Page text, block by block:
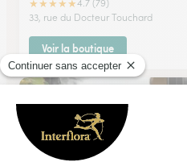
★★★★★4.7 (79)
33, rue du Docteur Touchard
Voir la boutique